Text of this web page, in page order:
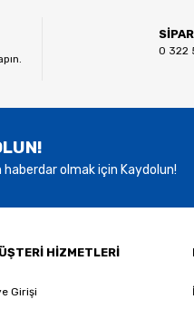
0 322
olmak için Kaydolun!
HİZMETLERİ
Girişi